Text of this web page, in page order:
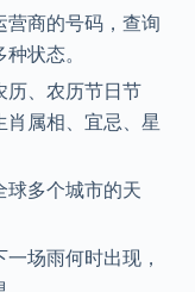
营商的号码，查询
状态。
历、农历节日节
属相、宜忌、星
球多个城市的天
一场雨何时出现，